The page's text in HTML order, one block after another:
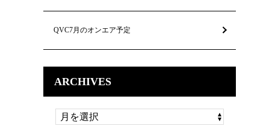
QVC7月のオンエア予定
ARCHIVES